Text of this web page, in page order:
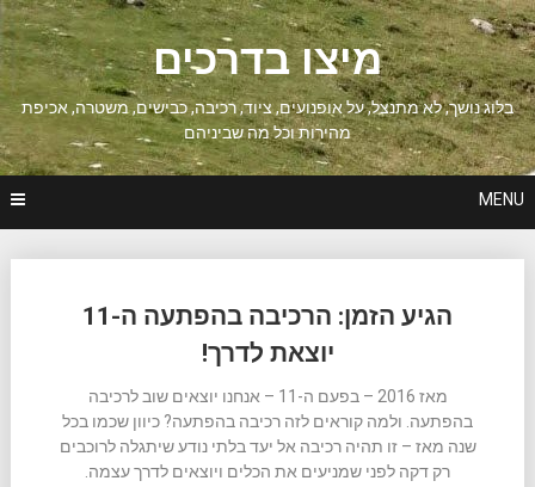
Skip
to
content
מיצו בדרכים
בלוג נושך, לא מתנצל, על אופנועים, ציוד, רכיבה, כבישים, משטרה, אכיפת
מהירות וכל מה שביניהם
MENU
הגיע הזמן: הרכיבה בהפתעה ה-11
יוצאת לדרך!
מאז 2016 – בפעם ה-11 – אנחנו יוצאים שוב לרכיבה
בהפתעה. ולמה קוראים לזה רכיבה בהפתעה? כיוון שכמו בכל
שנה מאז – זו תהיה רכיבה אל יעד בלתי נודע שיתגלה לרוכבים
רק דקה לפני שמניעים את הכלים ויוצאים לדרך עצמה.
navigation